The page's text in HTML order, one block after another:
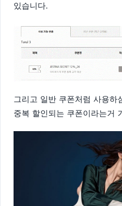
있습니다.
그리고 일반 쿠폰처럼 사용하
중복 할인되는 쿠폰이라는거